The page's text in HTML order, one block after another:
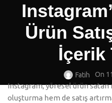
Ürün
İçerik
Fatih On
Instagram, yöresel ürün
oluşturma hem de satış